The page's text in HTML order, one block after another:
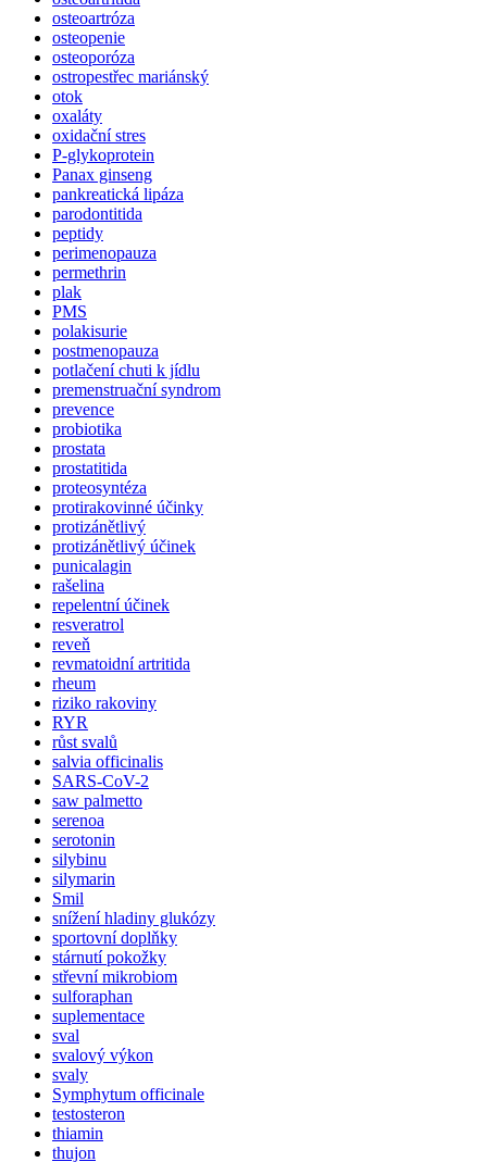
osteoartróza
osteopenie
osteoporóza
ostropestřec mariánský
otok
oxaláty
oxidační stres
P-glykoprotein
Panax ginseng
pankreatická lipáza
parodontitida
peptidy
perimenopauza
permethrin
plak
PMS
polakisurie
postmenopauza
potlačení chuti k jídlu
premenstruační syndrom
prevence
probiotika
prostata
prostatitida
proteosyntéza
protirakovinné účinky
protizánětlivý
protizánětlivý účinek
punicalagin
rašelina
repelentní účinek
resveratrol
reveň
revmatoidní artritida
rheum
riziko rakoviny
RYR
růst svalů
salvia officinalis
SARS-CoV-2
saw palmetto
serenoa
serotonin
silybinu
silymarin
Smil
snížení hladiny glukózy
sportovní doplňky
stárnutí pokožky
střevní mikrobiom
sulforaphan
suplementace
sval
svalový výkon
svaly
Symphytum officinale
testosteron
thiamin
thujon